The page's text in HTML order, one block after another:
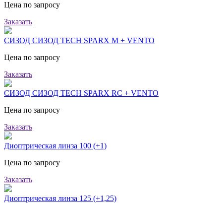
Цена по запросу
Заказать
СИЗОД СИЗОД TECH SPARX M + VENTO
Цена по запросу
Заказать
СИЗОД СИЗОД TECH SPARX RC + VENTO
Цена по запросу
Заказать
Диоптрическая линза 100 (+1)
Цена по запросу
Заказать
Диоптрическая линза 125 (+1,25)